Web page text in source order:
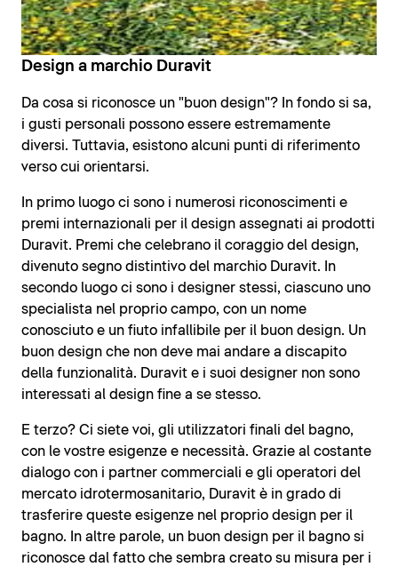
Design a marchio Duravit
Da cosa si riconosce un "buon design"? In fondo si sa,
i gusti personali possono essere estremamente
diversi. Tuttavia, esistono alcuni punti di riferimento
verso cui orientarsi.
In primo luogo ci sono i numerosi riconoscimenti e
premi internazionali per il design assegnati ai prodotti
Duravit. Premi che celebrano il coraggio del design,
divenuto segno distintivo del marchio Duravit. In
secondo luogo ci sono i designer stessi, ciascuno uno
specialista nel proprio campo, con un nome
conosciuto e un fiuto infallibile per il buon design. Un
buon design che non deve mai andare a discapito
della funzionalità. Duravit e i suoi designer non sono
interessati al design fine a se stesso.
E terzo? Ci siete voi, gli utilizzatori finali del bagno,
con le vostre esigenze e necessità. Grazie al costante
dialogo con i partner commerciali e gli operatori del
mercato idrotermosanitario, Duravit è in grado di
trasferire queste esigenze nel proprio design per il
bagno. In altre parole, un buon design per il bagno si
riconosce dal fatto che sembra creato su misura per i